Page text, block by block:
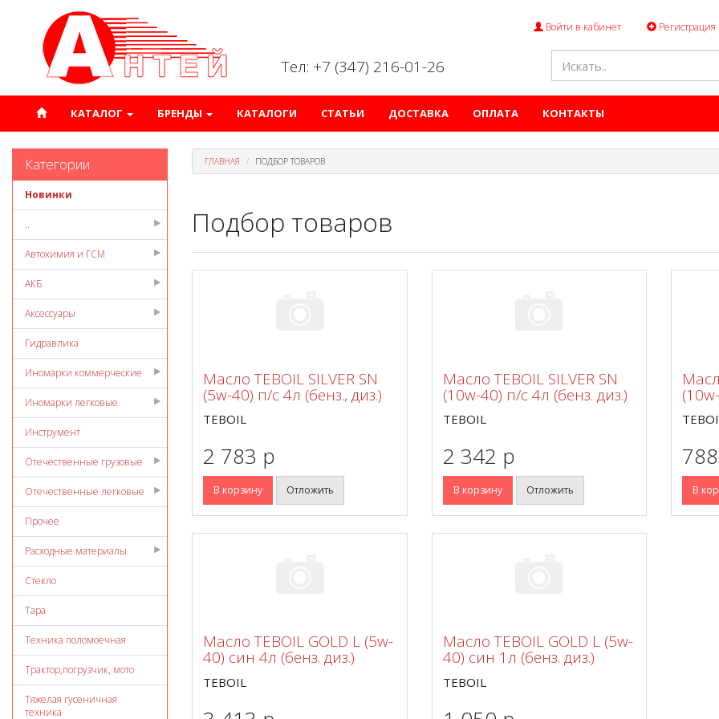
Войти в кабинет Регистрация
Тел: +7 (347) 216-01-26
КАТАЛОГ БРЕНДЫ КАТАЛОГИ СТАТЬИ ДОСТАВКА ОПЛАТА КОНТАКТЫ
Категории
Новинки
..
Автохимия и ГСМ
АКБ
Аксессуары
Гидравлика
Иномарки коммерческие
Иномарки легковые
Инструмент
Отечественные грузовые
Отечественные легковые
Прочее
Расходные материалы
Стекло
Тара
Техника поломоечная
Трактор,погрузчик, мото
Тяжелая гусеничная
техника
ГЛАВНАЯ ПОДБОР ТОВАРОВ
Подбор товаров
Масло TEBOIL SILVER SN
(5w-40) п/с 4л (бенз., диз.)
TEBOIL
2 783 p
В корзину Отложить
Масло TEBOIL SILVER SN
(10w-40) п/с 4л (бенз. диз.)
TEBOIL
2 342 p
В корзину Отложить В
Масло TEBOIL GOLD L (5w-
40) син 4л (бенз. диз.)
TEBOIL
Масло TEBOIL GOLD L (5w-
40) син 1л (бенз. диз.)
TEBOIL